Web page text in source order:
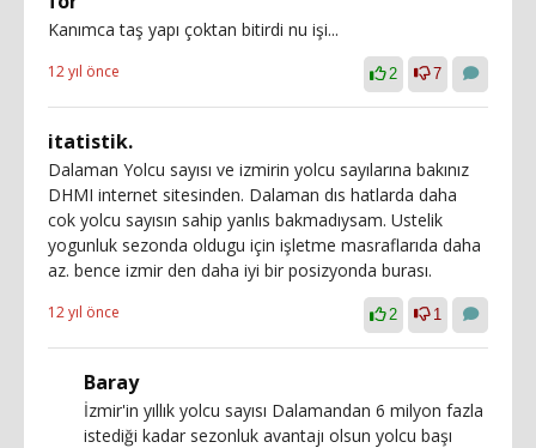
Kanımca taş yapı çoktan bitirdi nu işi...
12 yıl önce 2 7
itatistik.
Dalaman Yolcu sayısı ve izmirin yolcu sayılarına bakınız
DHMI internet sitesinden. Dalaman dıs hatlarda daha
cok yolcu sayısın sahip yanlıs bakmadıysam. Ustelik
yogunluk sezonda oldugu için işletme masraflarıda daha
az. bence izmir den daha iyi bir posizyonda burası.
12 yıl önce 2 1
Baray
İzmir'in yıllık yolcu sayısı Dalamandan 6 milyon fazla
istediği kadar sezonluk avantajı olsun yolcu başı